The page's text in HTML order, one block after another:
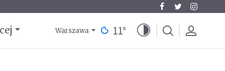
Warszawa 11°